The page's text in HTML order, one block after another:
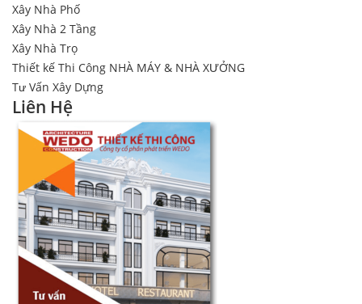
Xây Nhà Phố
Xây Nhà 2 Tầng
Xây Nhà Trọ
Thiết kế Thi Công NHÀ MÁY & NHÀ XƯỞNG
Tư Vấn Xây Dựng
Liên Hệ